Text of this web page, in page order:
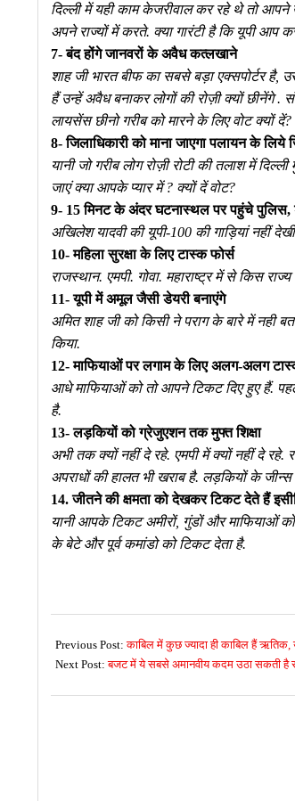
दिल्ली में यही काम केजरीवाल कर रहे थे तो आपने
अपने राज्यों में करते. क्या गारंटी है कि यूपी आप
7- बंद होंगे जानवरों के अवैध कत्लखाने
शाह जी भारत बीफ का सबसे बड़ा एक्सपोर्टर
हैं उन्हें अवैध बनाकर लोगों की रोज़ी क्यों छीनेंगे
लायसेंस छीनो गरीब को मारने के लिए वोट क्यों दें?
8- जिलाधिकारी को माना जाएगा पलायन के लिये
यानी जो गरीब लोग रोज़ी रोटी की तलाश में
जाएं क्या आपके प्यार में ? क्यों दें वोट?
9- 15 मिनट के अंदर घटनास्थल पर पहुंचे पुलिस,
अखिलेश यादवी की यूपी-100 की गाड़ियां नहीं
10- महिला सुरक्षा के लिए टास्क फोर्स
राजस्थान. एमपी. गोवा. महाराष्ट्र में से किस
11- यूपी में अमूल जैसी डेयरी बनाएंगे
अमित शाह जी को किसी ने पराग के बारे में नही
किया.
12- माफियाओं पर लगाम के लिए अलग-अलग
आधे माफियाओं को तो आपने टिकट दिए हुए हैं.
है.
13- लड़कियों को ग्रेजुएशन तक मुफ्त शिक्षा
अभी तक क्यों नहीं दे रहे. एमपी में क्यों नहीं दे रहे.
अपराधों की हालत भी खराब है. लड़कियों के
14. जीतने की क्षमता को देखकर टिकट देते हैं
यानी आपके टिकट अमीरों, गुंडों और माफियाओं
के बेटे और पूर्व कमांडो को टिकट देता है.
01-
28
Previous Post:काबिल में कुछ ज्यादा ही काबिल हैं
Next Post:बजट में ये सबसे अमानवीय कदम उठा सकती है